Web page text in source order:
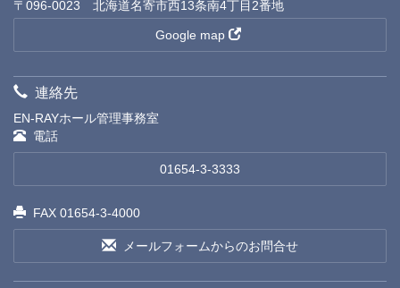
〒096-0023 北海道名寄市西13条南4丁目2番地
Google map
連絡先
EN-RAYホール管理事務室
電話
01654-3-3333
FAX 01654-3-4000
メールフォームからのお問合せ